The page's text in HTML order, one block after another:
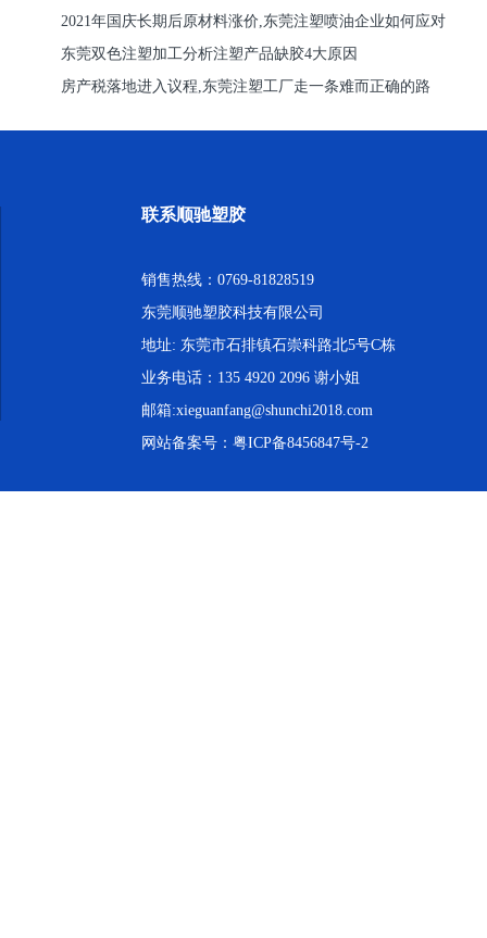
2021年国庆长期后原材料涨价,东莞注塑喷油企业如何应对
东莞双色注塑加工分析注塑产品缺胶4大原因
房产税落地进入议程,东莞注塑工厂走一条难而正确的路
联系顺驰塑胶
销售热线：0769-81828519
东莞顺驰塑胶科技有限公司
地址: 东莞市石排镇石崇科路北5号C栋
业务电话：135 4920 2096 谢小姐
邮箱:xieguanfang@shunchi2018.com
网站备案号： 粤ICP备8456847号-2